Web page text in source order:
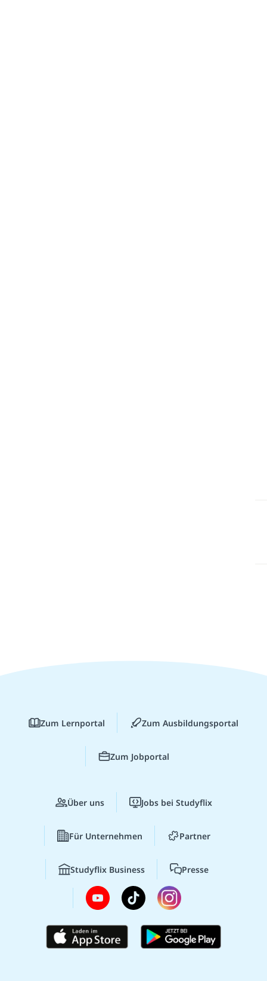
Zum Lernportal Zum Ausbildungsportal
Zum Jobportal
Über uns Jobs bei Studyflix
Für Unternehmen Partner
Studyflix Business Presse